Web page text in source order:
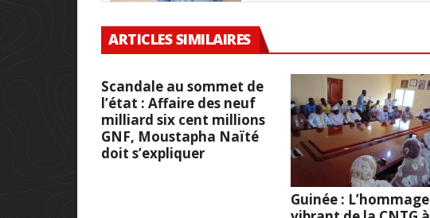
ARTICLES SIMILAIRES
Scandale au sommet de
l’état : Affaire des neuf
milliard six cent millions
GNF, Moustapha Naïté
doit s’expliquer
Guinée : L’hommage